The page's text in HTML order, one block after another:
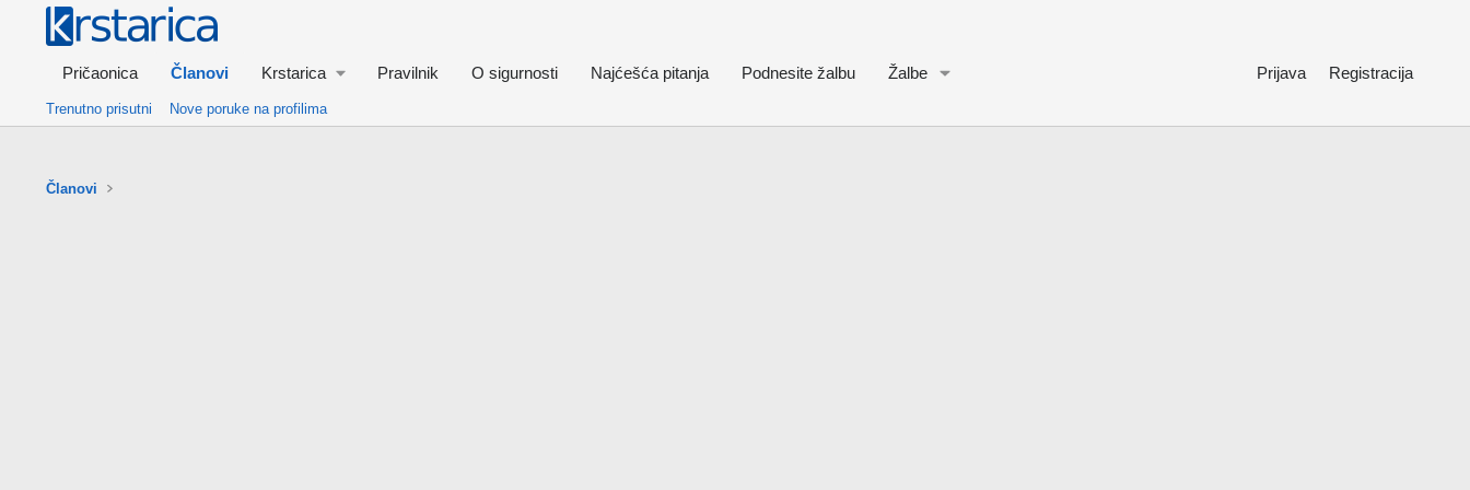
Pričaonica Članovi Krstarica Pravilnik O sigurnosti Najćešća pitanja Podnesite žalbu Žalbe Prijava Registracija
Trenutno prisutni Nove poruke na profilima
Članovi